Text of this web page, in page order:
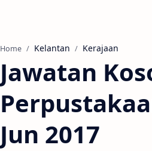
Home Kelantan Kerajaan
Jawatan
Jun 2017